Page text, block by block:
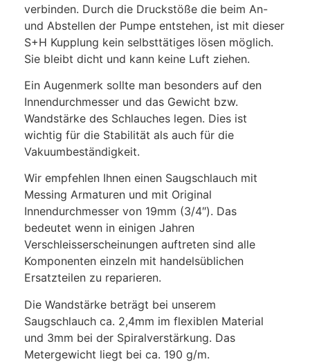
verbinden. Durch die Druckstöße die beim An-
und Abstellen der Pumpe entstehen, ist mit dieser
S+H Kupplung kein selbsttätiges lösen möglich.
Sie bleibt dicht und kann keine Luft ziehen.
Ein Augenmerk sollte man besonders auf den
Innendurchmesser und das Gewicht bzw.
Wandstärke des Schlauches legen. Dies ist
wichtig für die Stabilität als auch für die
Vakuumbeständigkeit.
Wir empfehlen Ihnen einen Saugschlauch mit
Messing Armaturen und mit Original
Innendurchmesser von 19mm (3/4″). Das
bedeutet wenn in einigen Jahren
Verschleisserscheinungen auftreten sind alle
Komponenten einzeln mit handelsüblichen
Ersatzteilen zu reparieren.
Die Wandstärke beträgt bei unserem
Saugschlauch ca. 2,4mm im flexiblen Material
und 3mm bei der Spiralverstärkung. Das
Metergewicht liegt bei ca. 190 g/m.